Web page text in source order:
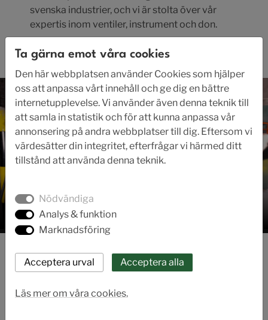
svenska industrier, och vi är stolta över vår
expertis inom ventiler, instrument och don.
Läs företagets historia här.
Axel Larsson och hållbarhet
genom att minska vår klimatpåverkan,
Ta gärna emot våra cookies
Den här webbplatsen använder Cookies som hjälper
oss att anpassa vårt innehåll och ge dig en bättre
internetupplevelse. Vi använder även denna teknik till
att samla in statistik och för att kunna anpassa vår
annonsering på andra webbplatser till dig. Eftersom vi
värdesätter din integritet, efterfrågar vi härmed ditt
tillstånd att använda denna teknik.
Nödvändiga
Analys & funktion
Marknadsföring
Läs mer om våra cookies.